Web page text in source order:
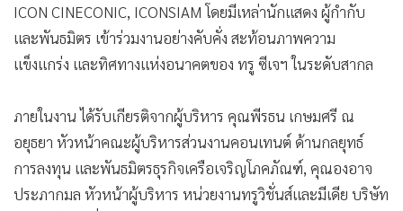
ICON CINECONIC, ICONSIAM โดยมีเหล่านักแสดง ผู้กำกับ
และพันธมิตร เข้าร่วมงานอย่างคับคั่ง สะท้อนภาพความ
แข็งแกร่ง และทิศทางแห่งอนาคตของ ทรู ซีเจฯ ในระดับสากล
ภายในงาน ได้รับเกียรติจากผู้บริหาร คุณพีรธน เกษมศรี ณ
อยุธยา หัวหน้าคณะผู้บริหารส่วนงานคอนเทนต์ ด้านกลยุทธ์
การลงทุน และพันธมิตรธุรกิจเครือเจริญโภคภัณฑ์, คุณองอาจ
ประภากมล หัวหน้าผู้บริหาร หน่วยงานทรูวิชั่นส์และมีเดีย บริษัท